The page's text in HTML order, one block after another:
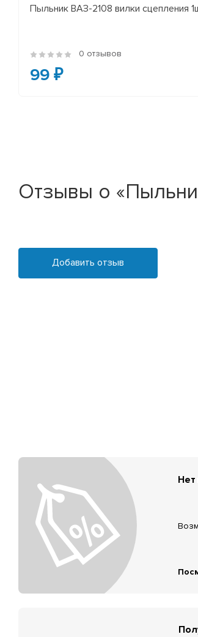
Пыльник ВАЗ-2108 вилки сцепления
0 отзывов
99 ₽
Отзывы о
Добавить отзыв